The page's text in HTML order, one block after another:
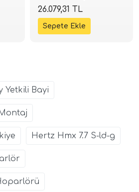
|
Marin Hoparlör |
150W Performans |
SPLHIFI
26.079,31 TL
Yetkili Bayi
Hertz Hmx 7.7 S-ld-g